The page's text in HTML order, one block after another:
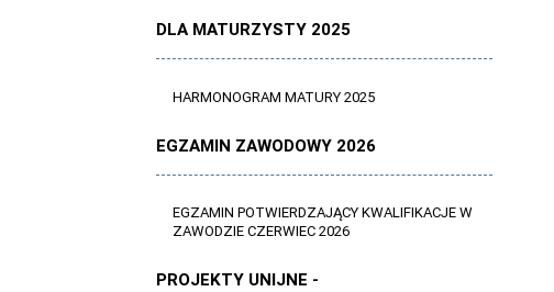
DLA MATURZYSTY 2025
HARMONOGRAM MATURY 2025
EGZAMIN ZAWODOWY 2026
EGZAMIN POTWIERDZAJĄCY KWALIFIKACJE W
ZAWODZIE CZERWIEC 2026
PROJEKTY UNIJNE -